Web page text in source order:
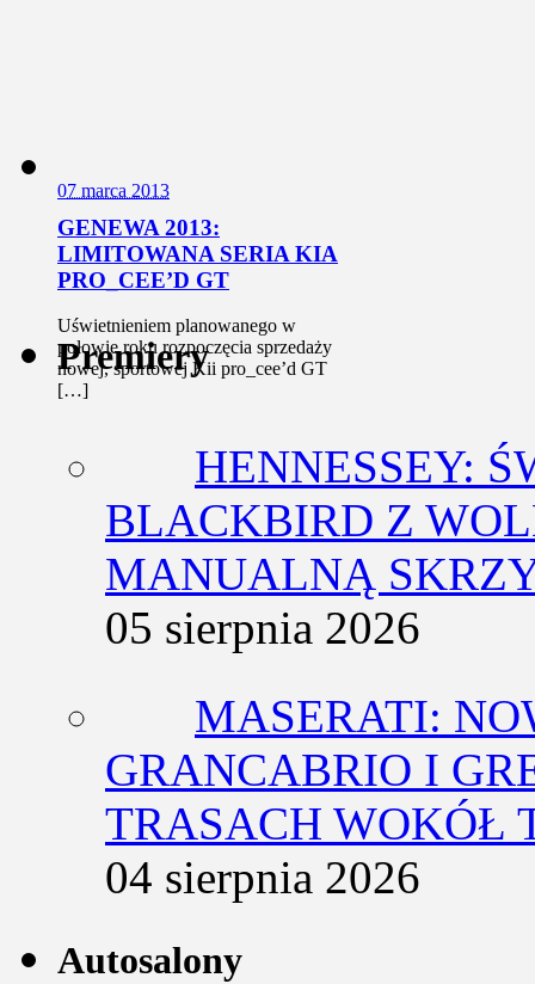
07 marca 2013
GENEWA 2013:
LIMITOWANA SERIA KIA
PRO_CEE’D GT
Uświetnieniem planowanego w
połowie roku rozpoczęcia sprzedaży
nowej, sportowej Kii pro_cee’d GT
[…]
Premiery
HENNESSEY:
BLACKBIRD Z
MANUALNĄ
05 sierpnia 2026
MASERATI:
GRANCABRIO I
TRASACH WOKÓŁ
04 sierpnia 2026
Autosalony